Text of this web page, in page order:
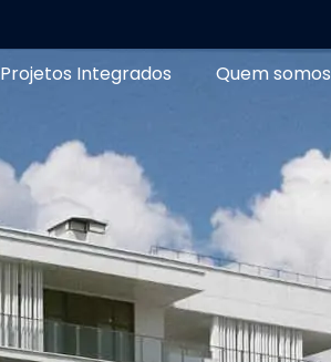
Projetos Integrados Quem somos